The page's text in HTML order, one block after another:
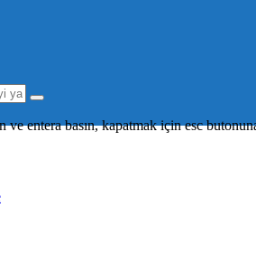
ve entera basın, kapatmak için esc